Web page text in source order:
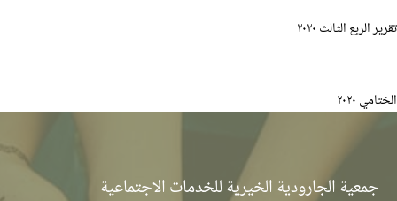
تقرير الربع الثالث ٢٠٢٠
الختامي ٢٠٢٠
جمعية الجارودية الخيرية للخدمات الاجتماعية